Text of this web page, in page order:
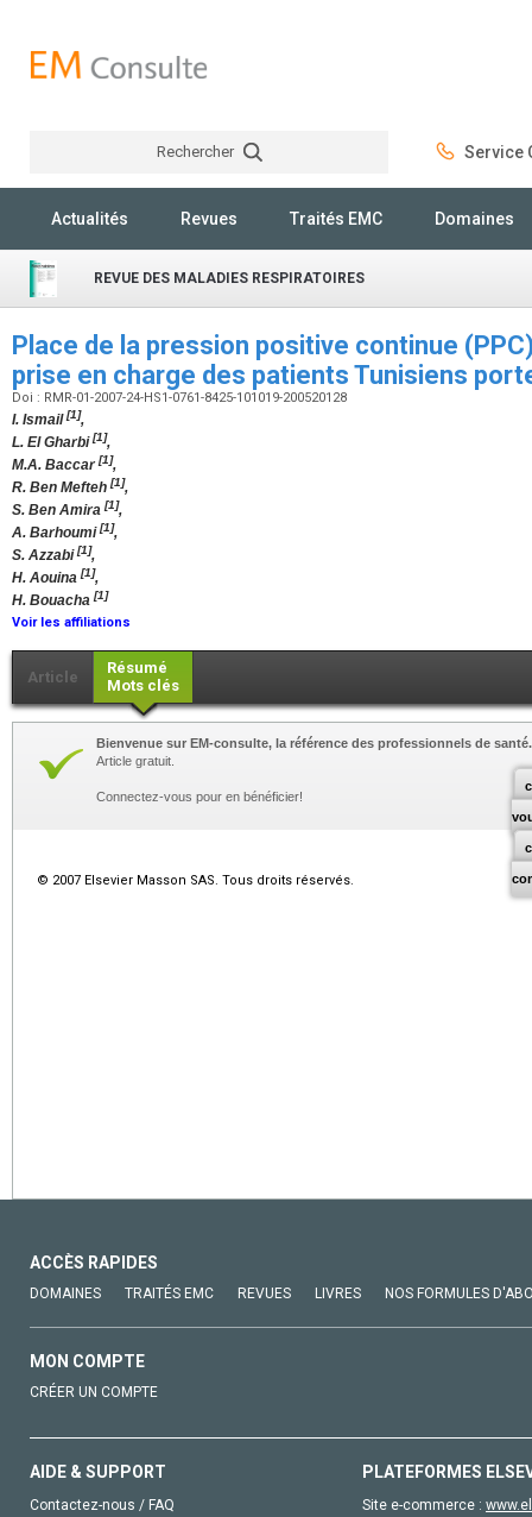
Rechercher Service
Actualités Revues Traités EMC Domaines
REVUE DES MALADIES RESPIRATOIRES
Place de la pression positive continue
prise en charge des patients Tunisiens
Doi : RMR-01-2007-24-HS1-0761-8425-101019-200520128
I. Ismail[1],
L. El Gharbi[1],
M.A. Baccar[1],
R. Ben Mefteh [1],
S. Ben Amira [1],
A. Barhoumi[1],
S. Azzabi[1],
H. Aouina [1],
H. Bouacha [1]
Voir les affiliations
Article
Résumé
Mots clés
Bienvenue sur EM-consulte, la référence des professionnels de santé.
Article gratuit.
Connectez-vous pour en bénéficier!
© 2007 Elsevier Masson SAS. Tous droits réservés.
ACCÈS RAPIDES
DOMAINES TRAITÉS EMC REVUES LIVRES NOS FORMULES
MON COMPTE
CRÉER UN COMPTE
AIDE & SUPPORT
Contactez-nous / FAQ
PLATEFORMES
Site e-commerce :